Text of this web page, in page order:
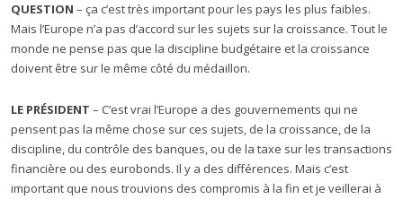
QUESTION – ça c’est très important pour les pays les plus faibles.
Mais l’Europe n’a pas d’accord sur les sujets sur la croissance. Tout le
monde ne pense pas que la discipline budgétaire et la croissance
doivent être sur le même côté du médaillon.
LE PRÉSIDENT – C’est vrai l’Europe a des gouvernements qui ne
pensent pas la même chose sur ces sujets, de la croissance, de la
discipline, du contrôle des banques, ou de la taxe sur les transactions
financière ou des eurobonds. Il y a des différences. Mais c’est
important que nous trouvions des compromis à la fin et je veillerai à